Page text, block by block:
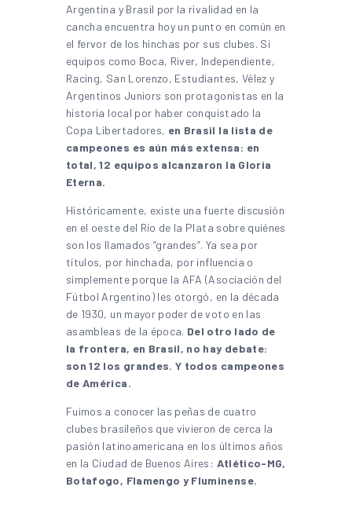
Argentina y Brasil por la rivalidad en la
cancha encuentra hoy un punto en común en
el fervor de los hinchas por sus clubes. Si
equipos como Boca, River, Independiente,
Racing, San Lorenzo, Estudiantes, Vélez y
Argentinos Juniors son protagonistas en la
historia local por haber conquistado la
Copa Libertadores, en Brasil la lista de
campeones es aún más extensa: en
total, 12 equipos alcanzaron la Gloria
Eterna.
Históricamente, existe una fuerte discusión
en el oeste del Río de la Plata sobre quiénes
son los llamados “grandes”. Ya sea por
títulos, por hinchada, por influencia o
simplemente porque la AFA (Asociación del
Fútbol Argentino) les otorgó, en la década
de 1930, un mayor poder de voto en las
asambleas de la época. Del otro lado de
la frontera, en Brasil, no hay debate:
son 12 los grandes. Y todos campeones
de América.
Fuimos a conocer las peñas de cuatro
clubes brasileños que vivieron de cerca la
pasión latinoamericana en los últimos años
en la Ciudad de Buenos Aires: Atlético-MG,
Botafogo, Flamengo y Fluminense.